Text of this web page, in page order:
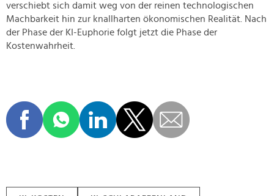
verschiebt sich damit weg von der reinen technologischen
Machbarkeit hin zur knallharten ökonomischen Realität. Nach
der Phase der KI-Euphorie folgt jetzt die Phase der
Kostenwahrheit.